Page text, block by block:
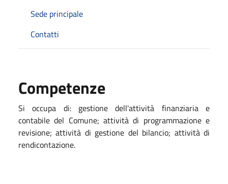
Sede principale
Contatti
Competenze
Si occupa di: gestione dell'attività finanziaria e
contabile del Comune; attività di programmazione e
revisione; attività di gestione del bilancio; attività di
rendicontazione.